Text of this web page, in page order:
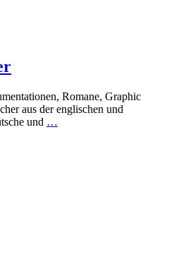
Romane, Graphic
aus der englischen und
und …